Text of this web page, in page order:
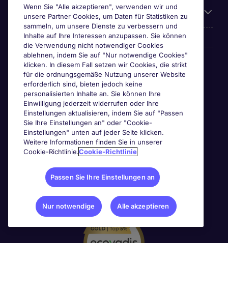
Über Michael Page
Awards & Zertifizierungen
Wenn Sie "Alle akzeptieren", verwenden wir und
unsere Partner Cookies, um Daten für Statistiken zu
sammeln, um unsere Dienste zu verbessern und
Inhalte auf Ihre Interessen anzupassen. Sie können
die Verwendung nicht notwendiger Cookies
ablehnen, indem Sie auf "Nur notwendige Cookies"
klicken. In diesem Fall setzen wir Cookies, die strikt
für die ordnungsgemäße Nutzung unserer Website
erforderlich sind, bieten jedoch keine
personalisierten Inhalte an. Sie können Ihre
Einwilligung jederzeit widerrufen oder Ihre
Einstellungen aktualisieren, indem Sie auf "Passen
Sie Ihre Einstellungen an" oder "Cookie-
Einstellungen" unten auf jeder Seite klicken.
Weitere Informationen finden Sie in unserer
Cookie-Richtlinie.Cookie-Richtlinie
Passen Sie Ihre Einstellungen an
Nur notwendige Alle akzeptieren